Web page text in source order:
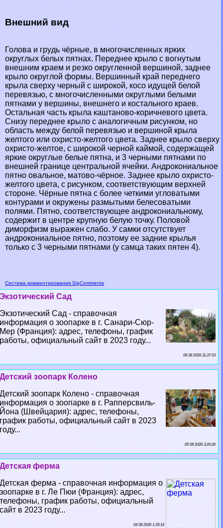
Внешний вид
Голова и гpyдь чёрные, в многочисленных ярких
округлых белых пятнах. Переднее крыло с вогнутым
внешним краем и резко округленной вершиной, заднее
крыло округлой формы. Вершинный край переднего
крыла сверху черный с широкой, косо идущей белой
перевязью, с многочисленными округлыми белыми
пятнами у вершины, внешнего и костального краев.
Остальная часть крыла каштаново-коричневого цвета.
Снизу переднее крыло с аналогичным рисунком, но
область между белой перевязью и вершиной крыла
желтого или охристо-желтого цвета. Заднее крыло сверху
охристо-желтое, с широкой черной каймой, содержащей
яркие округлые белые пятна, и 3 черными пятнами по
внешней границе центральной ячейки. Андрокониальное
пятно овальное, матово-чёрное. Заднее крыло охристо-
желтого цвета, с рисунком, соответствующим верхней
стороне. Чёрные пятна с более четкими угловатыми
контурами и окружены размытыми белесоватыми
полями. Пятно, соответствующее андрокониальному,
содержит в центре крупную белую точку. Пoлoвoй
диморфизм выражен слабо. У самки отсутствует
андрокониальное пятно, поэтому ее задние крылья
только с 3 черными пятнами (у самца таких пятен 4).
Система комментирования SigComments
Экзотический Сад
Экзотический Сад - справочная
информация о зоопарке в г. Санари-Сюр-
Мер (Франция): адрес, телефоны, график
работы, официальный сайт в 2023 году...
06 08 2026 11:37:53
Детский зоопарк Колено
Детский зоопарк Колено - справочная
информация о зоопарке в г. Рапперсвиль-
Йона (Швейцария): адрес, телефоны,
график работы, официальный сайт в 2023
году...
05 08 2026 3:20:26
Детская ферма
Детская ферма - справочная информация о
зоопарке в г. Ле Пюи (Франция): адрес,
телефоны, график работы, официальный
сайт в 2023 году...
04 08 2026 1:35:16